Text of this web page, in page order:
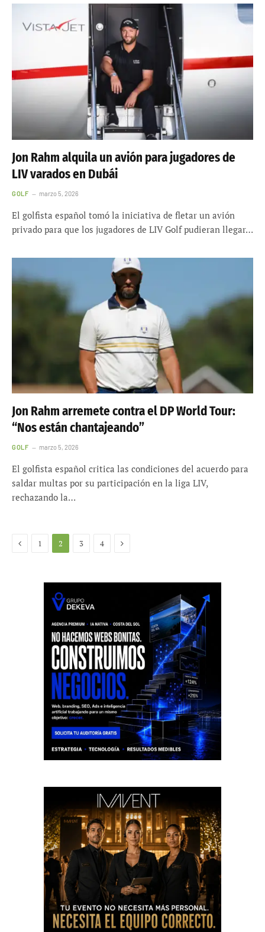
Jon Rahm alquila un avión para jugadores de
LIV varados en Dubái
GOLF marzo 5, 2026
El golfista español tomó la iniciativa de fletar un avión
privado para que los jugadores de LIV Golf pudieran llegar…
Jon Rahm arremete contra el DP World Tour:
“Nos están chantajeando”
GOLF marzo 5, 2026
El golfista español critica las condiciones del acuerdo para
saldar multas por su participación en la liga LIV,
rechazando la…
Anterior
1 2 3 4 Siguiente